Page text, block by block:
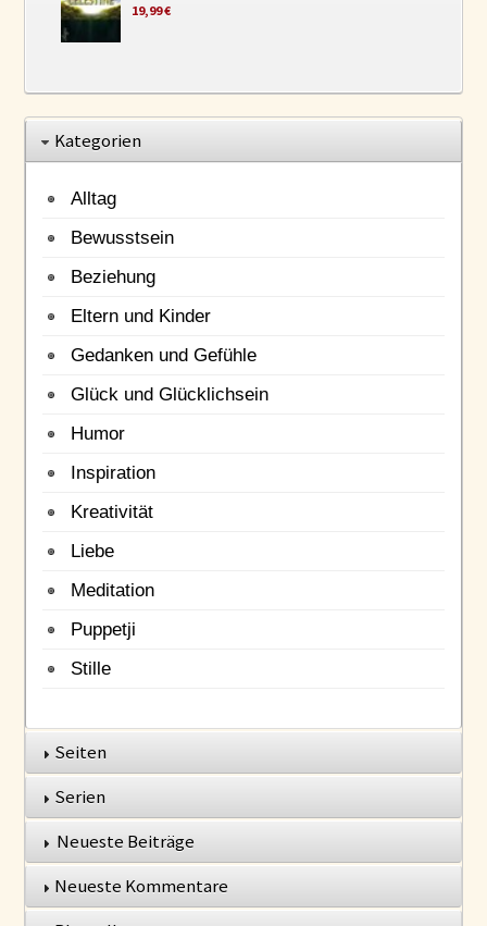
19,99 €
Kategorien
Alltag
Bewusstsein
Beziehung
Eltern und Kinder
Gedanken und Gefühle
Glück und Glücklichsein
Humor
Inspiration
Kreativität
Liebe
Meditation
Puppetji
Stille
Seiten
Serien
Neueste Beiträge
Neueste Kommentare